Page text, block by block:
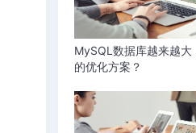
MySQL数据库越来越大
的优化方案？